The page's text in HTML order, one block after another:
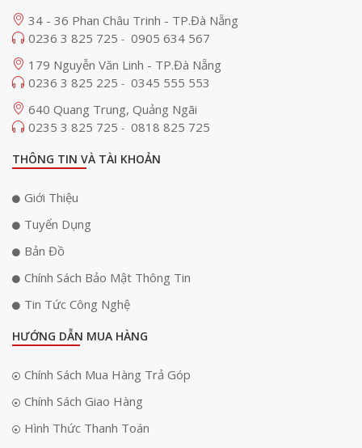
34 - 36 Phan Châu Trinh - TP.Đà Nẵng
0236 3 825 725 - 0905 634 567
179 Nguyễn Văn Linh - TP.Đà Nẵng
0236 3 825 225 - 0345 555 553
640 Quang Trung, Quảng Ngãi
0235 3 825 725 - 0818 825 725
THÔNG TIN VÀ TÀI KHOẢN
Giới Thiệu
Tuyển Dụng
Bản Đồ
Chính Sách Bảo Mật Thông Tin
Tin Tức Công Nghệ
HƯỚNG DẪN MUA HÀNG
Chính Sách Mua Hàng Trả Góp
Chính Sách Giao Hàng
Hình Thức Thanh Toán